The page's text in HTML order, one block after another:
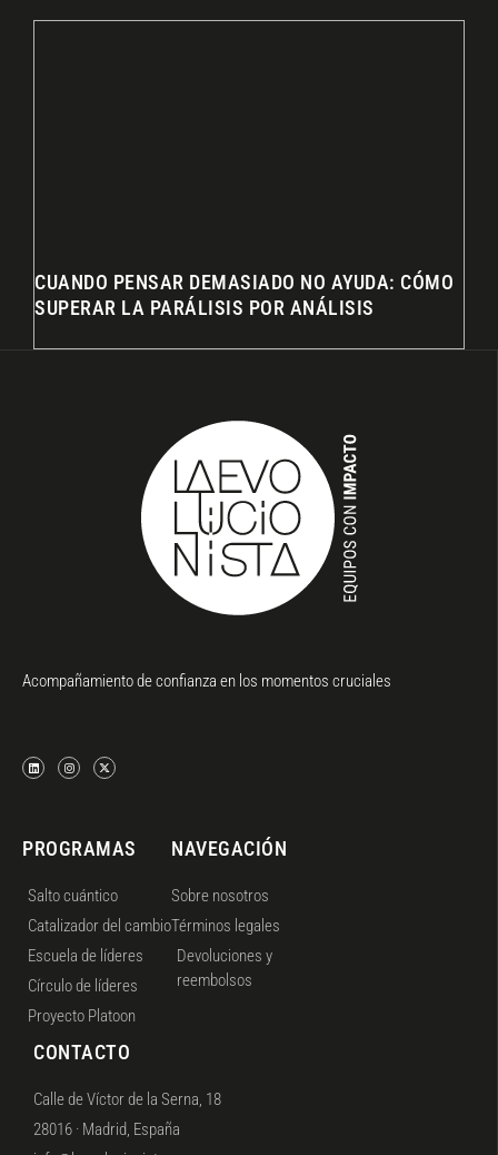
CUANDO PENSAR DEMASIADO NO AYUDA: CÓMO
SUPERAR LA PARÁLISIS POR ANÁLISIS
Acompañamiento de confianza en los momentos cruciales
PROGRAMAS
Salto cuántico
Catalizador del cambio
Escuela de líderes
Círculo de líderes
Proyecto Platoon
NAVEGACIÓN
Sobre nosotros
Términos legales
Devoluciones y
reembolsos
CONTACTO
Calle de Víctor de la Serna, 18
28016 · Madrid, España